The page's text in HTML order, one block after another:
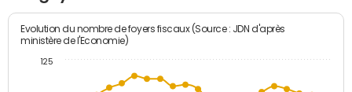
Evolution du nombre de foyers fiscaux (Source : JDN d'après
ministère de l'Economie)
125